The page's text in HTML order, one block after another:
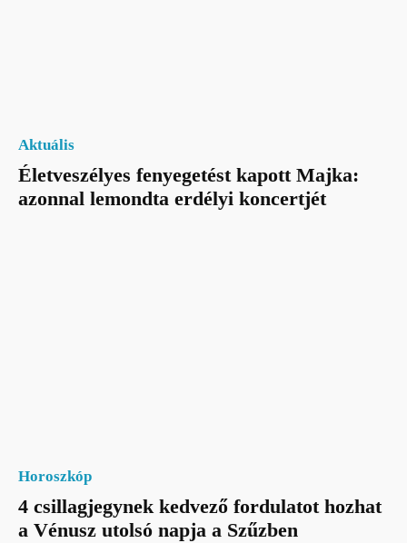
Aktuális
Életveszélyes fenyegetést kapott Majka:
azonnal lemondta erdélyi koncertjét
Horoszkóp
4 csillagjegynek kedvező fordulatot hozhat
a Vénusz utolsó napja a Szűzben